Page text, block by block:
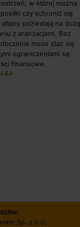
w której można
czy schronić się
pozwalają na dużą
z aranżacjami. Bez
może stać się
ograniczeniami są:
finansowe.
Sp. z o.o.